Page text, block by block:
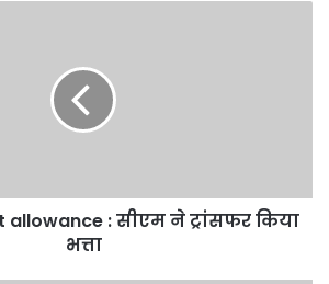
allowance : सीएम ने ट्रांसफर किया
भत्ता